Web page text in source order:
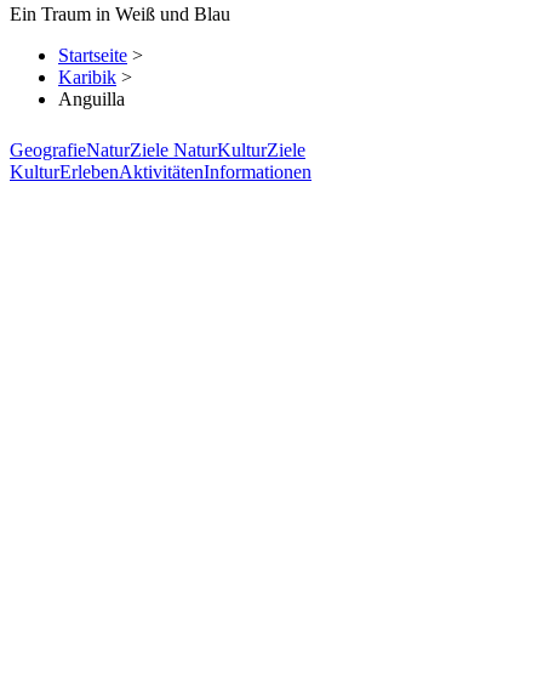
Ein Traum in Weiß und Blau
Startseite >
Karibik >
Anguilla
GeografieNaturZiele NaturKulturZiele
KulturErlebenAktivitätenInformationen